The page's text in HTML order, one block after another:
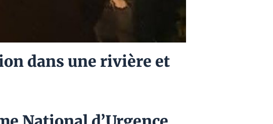
dans une rivière et